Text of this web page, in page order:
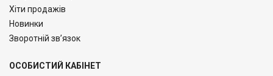
Хіти продажів
Новинки
Зворотній зв’язок
ОСОБИСТИЙ КАБІНЕТ